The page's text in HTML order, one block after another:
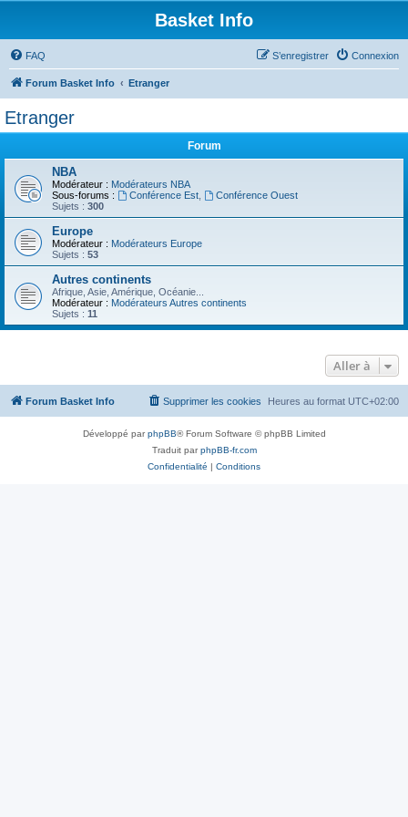
Basket Info
FAQ Connexion
S’enregistrer
Forum Basket Info Etranger
Etranger
Forum
NBA
Modérateur : Modérateurs NBA
Sous-forums :
Conférence Est,
Conférence Ouest
Sujets : 300
Europe
Modérateur : Modérateurs Europe
Sujets : 53
Autres continents
Afrique, Asie, Amérique, Océanie...
Modérateur : Modérateurs Autres continents
Sujets : 11
Aller à
Forum Basket Info Heures au format UTC+02:00
Supprimer les cookies
Développé parphpBB® Forum Software © phpBB Limited
Traduit parphpBB-fr.com
Confidentialité | Conditions